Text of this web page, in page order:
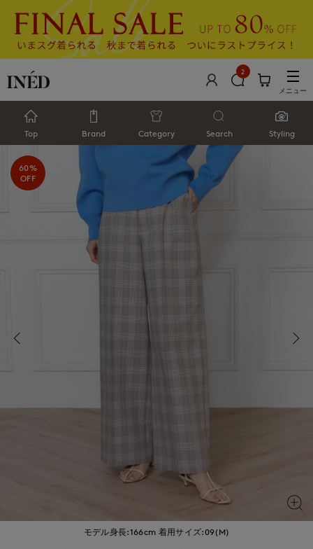
2
メニュー
Top Brand Category Search Styling
モデル身長:166cm 着用サイズ:09(M)
60%
OFF